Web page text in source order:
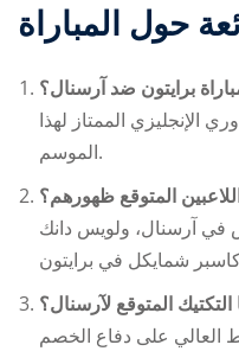
حول المباراة
برايتون ضد آرسنال؟
الإنجليزي الممتاز لهذا
الموسم.
المتوقع ظهورهم؟
في آرسنال، ولويس دانك
التكتيك المتوقع لآرسنال؟